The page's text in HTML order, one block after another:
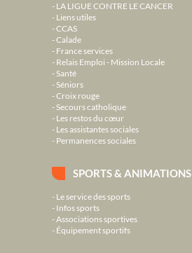
LA LIGUE CONTRE LE CANCER
Liens utiles
CCAS
Calade
France services
Relais Emploi - Mission Locale
Santé
Séniors
Croix rouge
Secours catholique
Les restos du cœur
Les assistantes sociales
Permanences sociales
SPORTS & ANIMATIONS
Le service des sports
Infos sports
Associations sportives
Équipement sportifs